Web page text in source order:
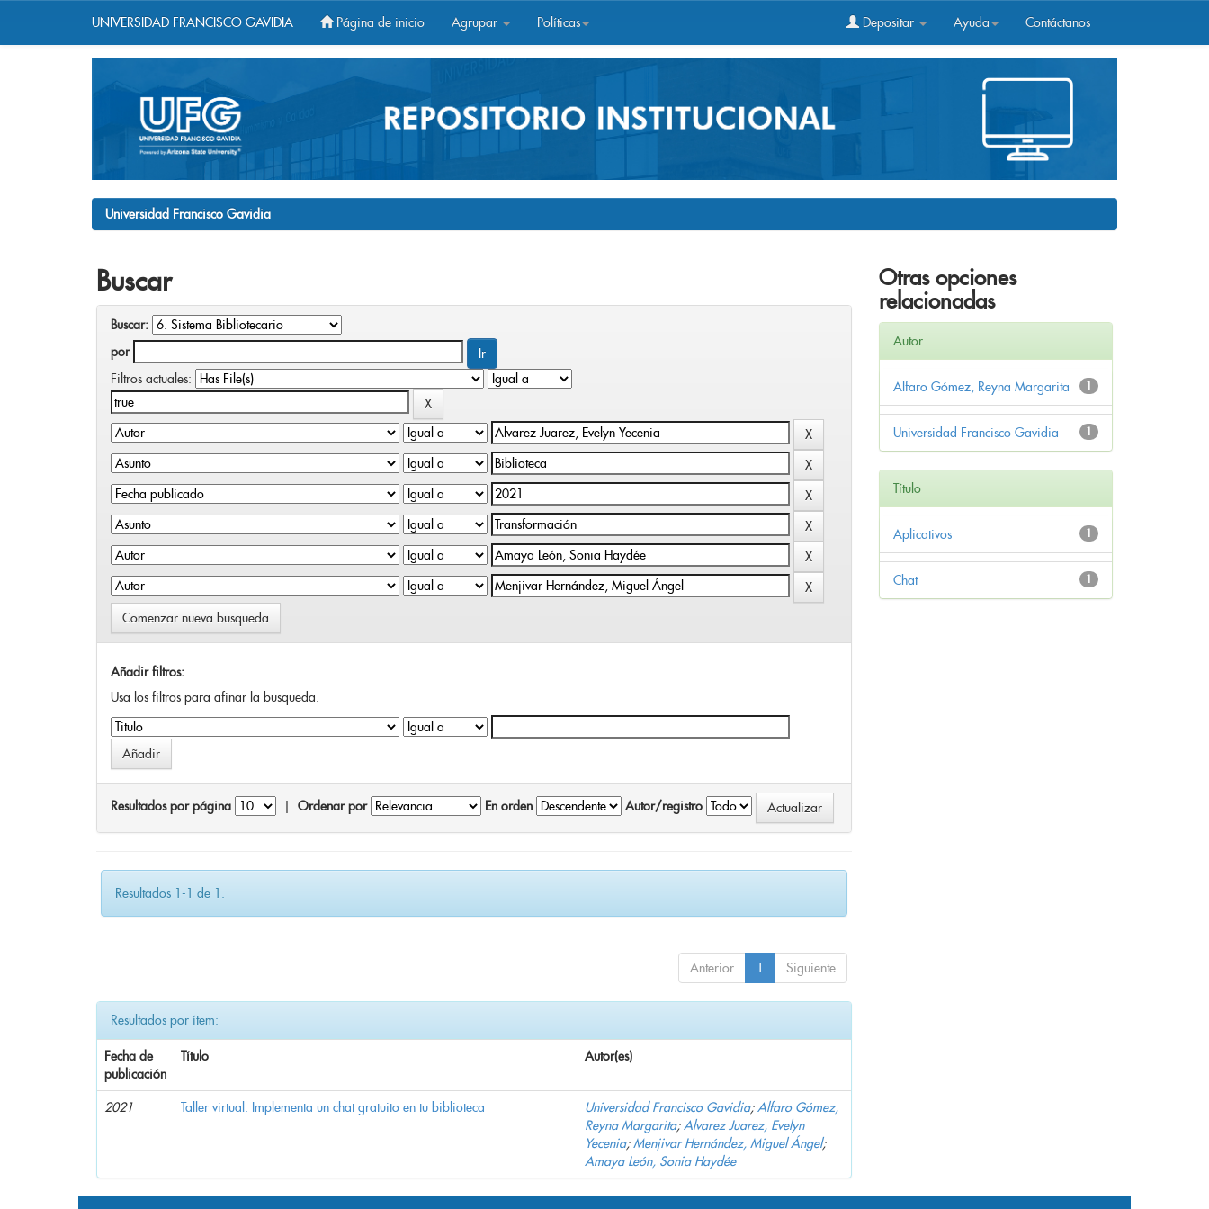
UNIVERSIDAD FRANCISCO GAVIDIA Página de inicio Agrupar Políticas Depositar Ayuda Contáctanos
Universidad Francisco Gavidia
Buscar
Buscar:
por
Filtros actuales:
Comenzar nueva busqueda
Añadir filtros:
Usa los filtros para afinar la busqueda.
Resultados por página Ordenar por En orden Autor/registro
Resultados 1-1 de 1.
Anterior 1 Siguiente
Resultados por ítem:
Fecha de
publicación
Título Autor(es)
2021 Taller virtual: Implementa un chat gratuito en tu biblioteca Universidad Francisco Gavidia;Alfaro Gómez,
Reyna Margarita;Alvarez Juarez, Evelyn
Yecenia;Menjivar Hernández, Miguel Ángel;
Amaya León, Sonia Haydée
Otras opciones
relacionadas
Autor
1
Alfaro Gómez, Reyna Margarita
1
Universidad Francisco Gavidia
Título
1
Aplicativos
1
Chat